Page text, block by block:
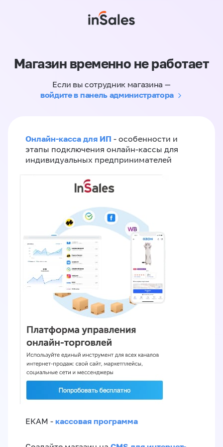
Магазин временно не работает
Если вы сотрудник магазина —
войдите в панель администратора
Онлайн-касса для ИП - особенности и
этапы подключения онлайн-кассы для
индивидуальных предпринимателей
ЕКАМ - кассовая программа